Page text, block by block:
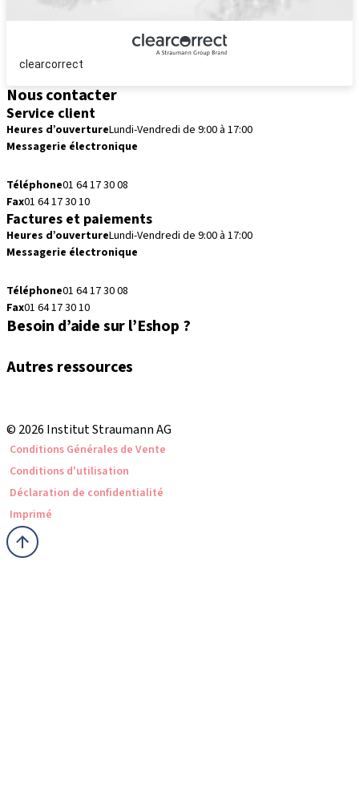
clearcorrect
Nous contacter
Service client
Heures d’ouvertureLundi-Vendredi de 9:00 à 17:00
Messagerie électronique
Téléphone01 64 17 30 08
Fax01 64 17 30 10
Factures et paiements
Heures d’ouvertureLundi-Vendredi de 9:00 à 17:00
Messagerie électronique
Téléphone01 64 17 30 08
Fax01 64 17 30 10
Besoin d’aide sur l’Eshop ?
Autres ressources
© 2026 Institut Straumann AG
Conditions Générales de Vente
Conditions d'utilisation
Déclaration de confidentialité
Imprimé